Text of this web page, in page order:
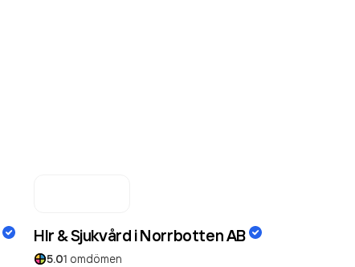
Hlr & Sjukvård i Norrbotten AB
5.01 omdömen